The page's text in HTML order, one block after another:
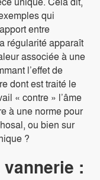
qui
entre
régularité apparaît
associée à une
l’effet de
dont est traité le
« contre » l’âme
à une norme pour
ou bien sur
?
vannerie :